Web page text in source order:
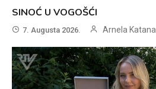
SINOĆ U VOGOŠĆI
7. Augusta 2026. Arnela Katana